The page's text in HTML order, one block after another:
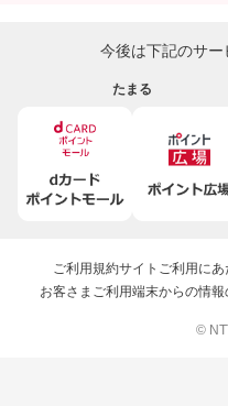
今後は下記のサー
たまる
ご利用規約サイトご利用に
お客さまご利用端末からの情
©